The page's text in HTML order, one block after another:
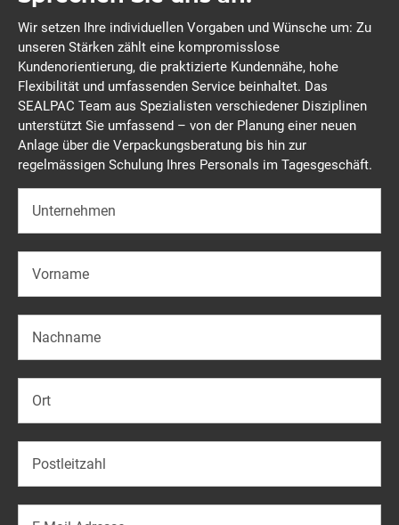
Wir setzen Ihre individuellen Vorgaben und Wünsche um: Zu
unseren Stärken zählt eine kompromisslose
Kundenorientierung, die praktizierte Kundennähe, hohe
Flexibilität und umfassenden Service beinhaltet. Das
SEALPAC Team aus Spezialisten verschiedener Disziplinen
unterstützt Sie umfassend – von der Planung einer neuen
Anlage über die Verpackungsberatung bis hin zur
regelmässigen Schulung Ihres Personals im Tagesgeschäft.